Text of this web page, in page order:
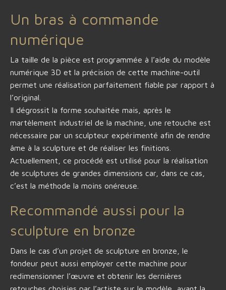
Un bras à commande
numérique
La taille de la pièce est programmée à l’aide du modèle
numérique 3D et la précision de cette machine-outil
permet une réalisation parfaitement fiable par rapport à
l’original.
Il dégrossit la forme souhaitée mais, après le
martèlement industriel de la machine, une retouche est
nécessaire par un sculpteur expérimenté afin de rendre
âme à la sculpture et de réaliser les finitions.
Actuellement, ce procédé est utilisé pour la réalisation
de sculptures de grandes dimensions car, dans ce cas,
c’est la méthode la moins onéreuse.
Recommandé aussi pour la
sculpture en bronze
Dans le cas d’un projet de sculpture en bronze, le
fondeur peut aussi employer cette machine pour
redimensionner l’œuvre et obtenir les dernières